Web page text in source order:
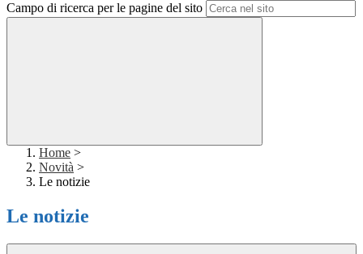
Campo di ricerca per le pagine del sito
Home >
Novità >
Le notizie
Le notizie